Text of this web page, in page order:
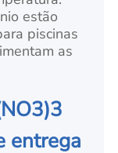
estão
piscinas
as
entrega